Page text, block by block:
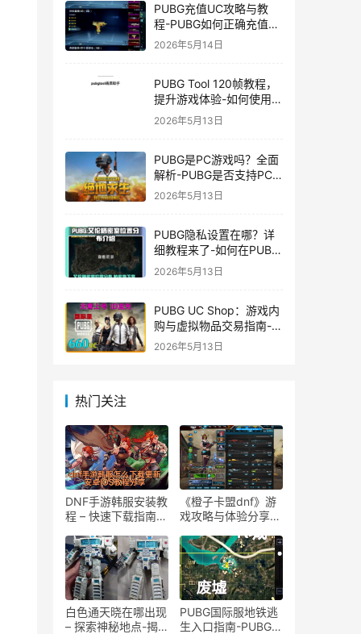
PUBG充值UC攻略与教
程-PUBG如何正确充值
UC获取游戏内货币
2026年5月14日
PUBG Tool 120帧教程，
提升游戏体验-如何使用
PUBG Tool实现120帧流
畅游戏
2026年5月13日
PUBG是PC游戏吗？全面
解析-PUBG是否支持PC
平台及游戏玩法介绍
2026年5月13日
PUBG隐私设置在哪？详
细教程来了-如何在PUBG
中设置隐私选项保护个人
2026年5月13日
PUBG UC Shop：游戏内
购与虚拟物品交易指南-
PUBG UC Shop如何购买
2026年5月13日
热门关注
DNF手游韩服安装教
程 – 快速下载指南-
玩转DNF手游韩服
《橙子卡盟dnf》游
戏攻略与体验分享-
游戏特色及玩法解析
白色通天晓在哪出现
– 探索神秘地点-揭
PUBG国际服地铁逃
生入口指南-PUBG国